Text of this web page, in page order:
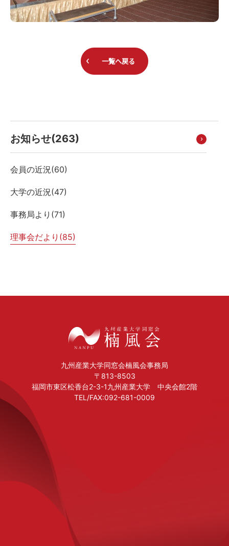
お知らせ(263)
会員の近況(60)
大学の近況(47)
事務局より(71)
理事会だより(85)
一覧へ戻る
九州産業大学同窓会楠風会事務局
〒813-8503
福岡市東区松香台2-3-1九州産業大学 中央会館2階
TEL/FAX:092-681-0009